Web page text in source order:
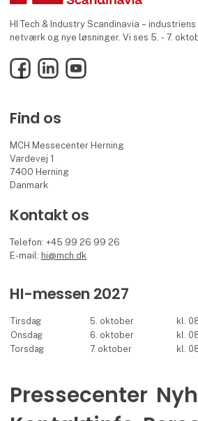
HI Tech & Industry Scandinavia –
netværk og nye løsninger. Vi ses 5. - 7.
FacebookLinkedInYouTube
Find os
MCH Messecenter Herning
Vardevej 1
7400 Herning
Danmark
Kontakt os
Telefon: +45 99 26 99 26
E-mail: hi@mch.dk
HI-messen 2027
Tirsdag 5. oktober
kl.
Onsdag
6. oktober
kl.
Torsdag
7. oktober kl.
Pressecenter